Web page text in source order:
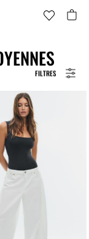
FILTRES